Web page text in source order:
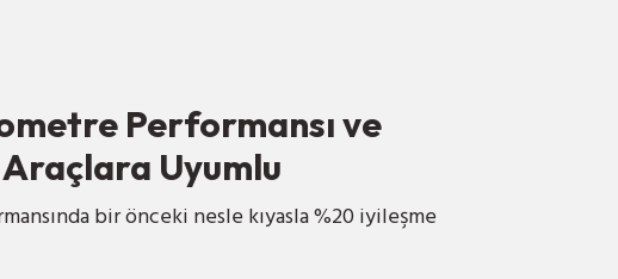
Performansı ve
Uyumlu
bir önceki nesle kıyasla %20 iyileşme